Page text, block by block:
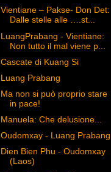
Vientiane – Pakse- Don Det:
Dalle stelle alle ….st...
LuangPrabang - Vientiane:
Non tutto il mal viene p...
Cascate di Kuang Si
Luang Prabang
Ma non si può proprio stare
in pace!
Manuela: Che delusione...
Oudomxay - Luang Prabang
Dien Bien Phu - Oudomxay
(Laos)